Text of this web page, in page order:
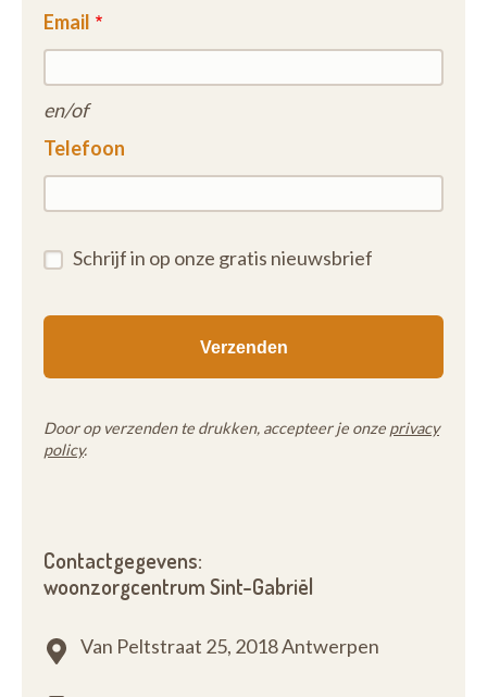
Email
en/of
Telefoon
Schrijf in op onze gratis nieuwsbrief
Door op verzenden te drukken, accepteer je onze privacy
policy.
Contactgegevens:
woonzorgcentrum Sint-Gabriël
Van Peltstraat 25, 2018 Antwerpen